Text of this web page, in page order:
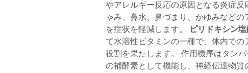
やアレルギー反応の原因となる炎症
ゃみ、鼻水、鼻づまり、かゆみなど
を症状を軽減します。
ピリドキシン塩
て水溶性ビタミンの一種で、体内で
役割を果たします。 作用機序はタン
の補酵素として機能し、神経伝達物